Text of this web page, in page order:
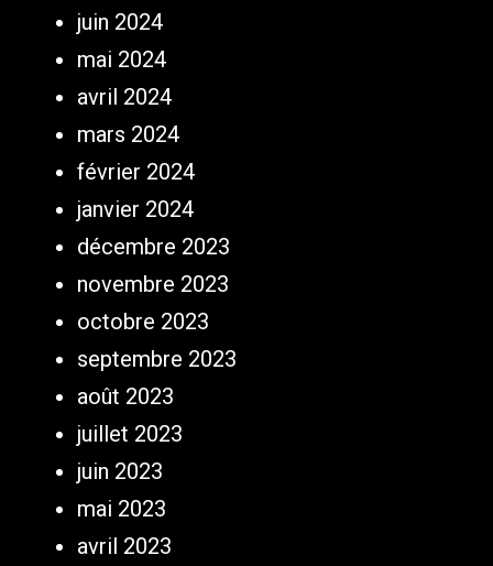
juin 2024
mai 2024
avril 2024
mars 2024
février 2024
janvier 2024
décembre 2023
novembre 2023
octobre 2023
septembre 2023
août 2023
juillet 2023
juin 2023
mai 2023
avril 2023